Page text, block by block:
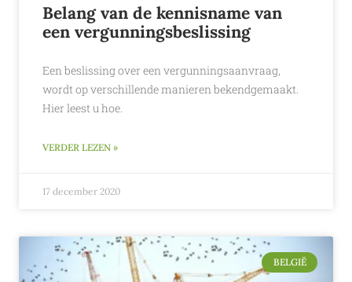
Belang van de kennisname van
een vergunningsbeslissing
Een beslissing over een vergunningsaanvraag,
wordt op verschillende manieren bekendgemaakt.
Hier leest u hoe.
VERDER LEZEN »
17 december 2020
BELGIË